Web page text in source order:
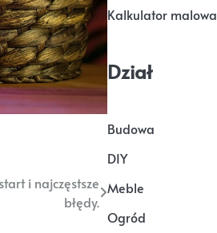
i najczęstsze
błędy.
Kalkulator
Dział
Budowa
DIY
Meble
Ogród